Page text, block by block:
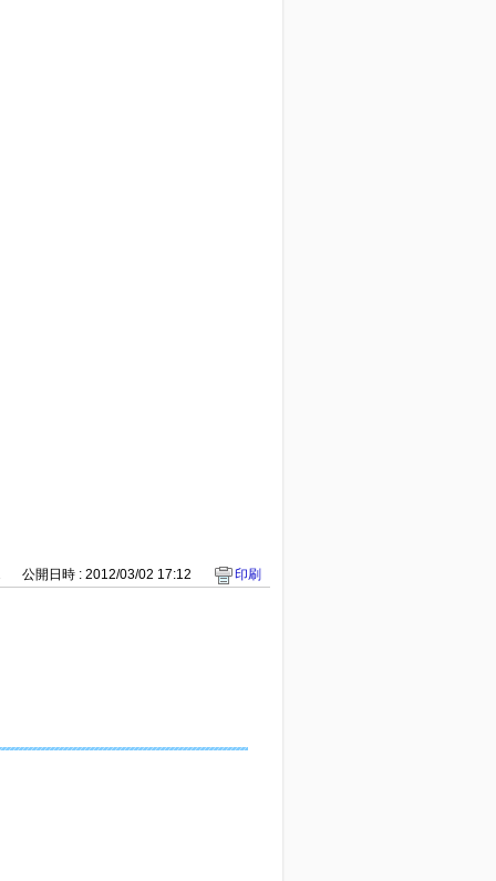
公開日時 : 2012/03/02 17:12 印刷